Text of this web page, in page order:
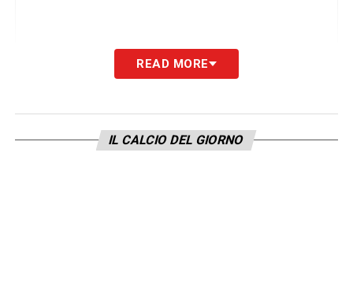
The best way to respond to racism
🦍 #notoracism 🚫
READ MORE
IL CALCIO DEL GIORNO